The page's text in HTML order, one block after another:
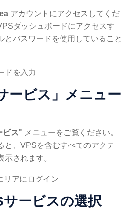
アカウントにアクセスしてくだ
ダッシュボードにアクセスす
とパスワードを使用していること
ービス」メニュー
ビス" メニューをご覧ください。
と、VPSを含むすべてのアクテ
示されます。
ービスの選択